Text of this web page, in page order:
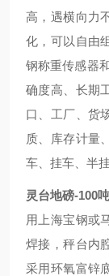
高，遇横向力
化，可以自由
钢称重传感器
确度高、长期
口、工厂、货
质、库存计量
车、挂车、半
灵台地磅-100
用上海宝钢或
焊接，秤台内
采用环氧富锌